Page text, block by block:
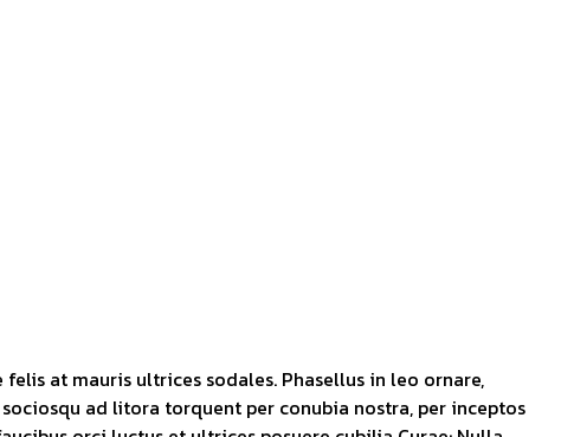
at mauris ultrices sodales. Phasellus in leo ornare,
ad litora torquent per conubia nostra, per inceptos